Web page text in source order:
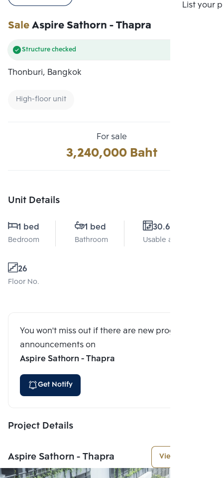
List your
SaleAspire Sathorn - Thapra
Structure checked
Thonburi, Bangkok
High-floor unit
For sale
3,240,000 Baht
Unit Details
1 bed
Bedroom
1 bed
Bathroom
30.61 Sq.m.
Usable area
26
Floor No.
You won't miss out if there are new program
announcements on
Aspire Sathorn - Thapra
Get Notify
Project Details
Aspire Sathorn - Thapra View More